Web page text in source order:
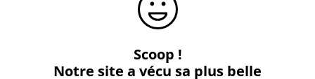
Scoop !
Notre site a vécu sa plus belle